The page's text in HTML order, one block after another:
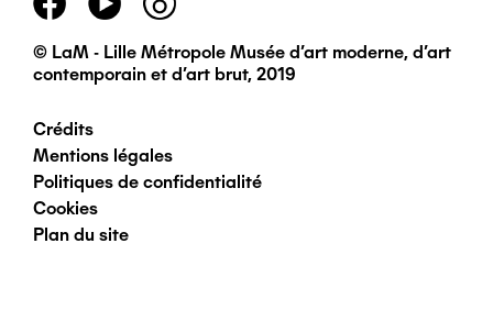
principal
© LaM - Lille Métropole Musée d'art moderne, d'art
contemporain et d'art brut, 2019
Pied
de
page
Crédits
Mentions légales
Politiques de confidentialité
Cookies
Plan du site